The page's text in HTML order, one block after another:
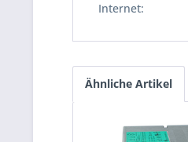
Internet:
Ähnliche Artikel